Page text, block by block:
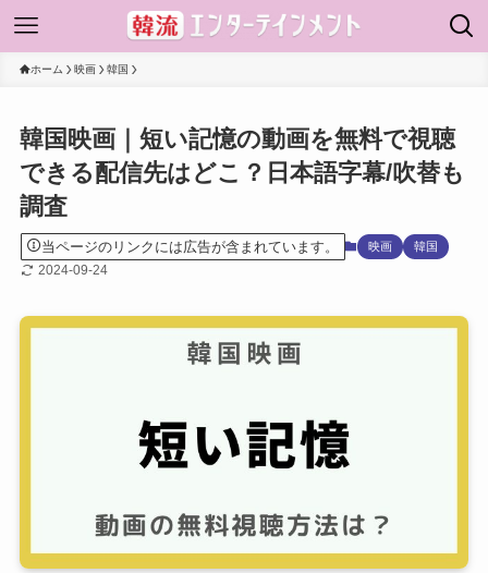
ホーム 映画 韓国
韓国映画｜短い記憶の動画を無料で視聴
できる配信先はどこ？日本語字幕/吹替も
調査
当ページのリンクには広告が含まれています。 映画 韓国
2024-09-24